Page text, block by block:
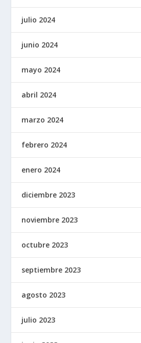
julio 2024
junio 2024
mayo 2024
abril 2024
marzo 2024
febrero 2024
enero 2024
diciembre 2023
noviembre 2023
octubre 2023
septiembre 2023
agosto 2023
julio 2023